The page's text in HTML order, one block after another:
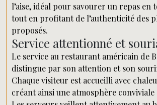
l’aise, idéal pour savourer un repas en
tout en profitant de l’authenticité des
proposés.
Service attentionné et
Le service au restaurant américain de
distingue par son attention et son
Chaque visiteur est accueilli avec
créant ainsi une atmosphère conviviale